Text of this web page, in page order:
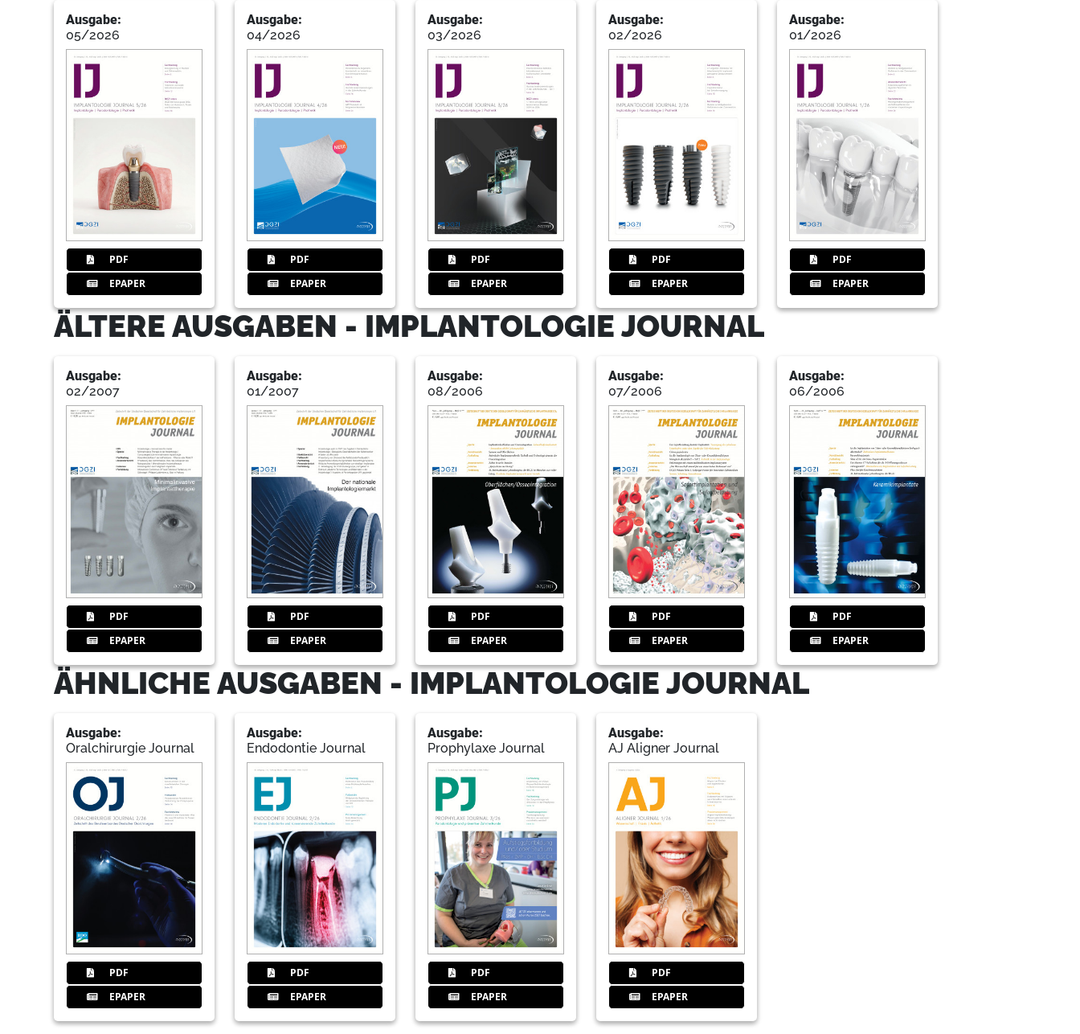
Nedja
70Biocare
71Unna
72Aktuell
73Wtp
74Kk
76Aktuelles
82 Impressum
Ausgabe:
05/2026
PDF
EPAPER
Ausgabe:
04/2026
PDF
EPAPER
Ausgabe:
03/2026
PDF
EPAPER
Ausgabe:
02/2026
PDF
EPAPER
Ausgabe:
01/2026
PDF
EPAPER
ÄLTERE AUSGABEN - IMPLANTOLOGIE JOURNAL
Ausgabe:
02/2007
PDF
EPAPER
Ausgabe:
01/2007
PDF
EPAPER
Ausgabe:
08/2006
PDF
EPAPER
Ausgabe:
07/2006
PDF
EPAPER
Ausgabe:
06/2006
PDF
EPAPER
ÄHNLICHE AUSGABEN - IMPLANTOLOGIE JOURNAL
Ausgabe:
Oralchirurgie Journal
PDF
EPAPER
Ausgabe:
Endodontie Journal
PDF
EPAPER
Ausgabe:
Prophylaxe Journal
PDF
EPAPER
Ausgabe:
AJ Aligner Journal
PDF
EPAPER